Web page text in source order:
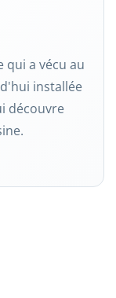
qui a vécu au
installée
découvre